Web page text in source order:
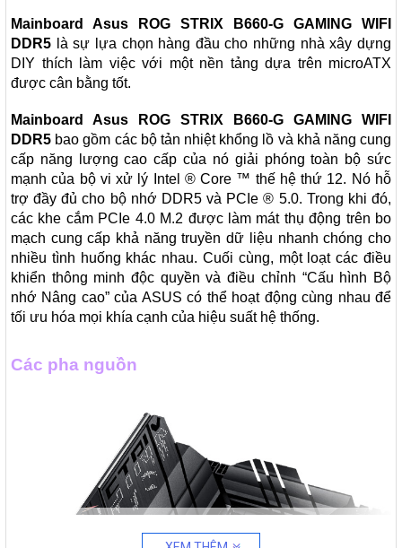
Mainboard Asus ROG STRIX B660-G GAMING WIFI
DDR5 là sự lựa chọn hàng đầu cho những nhà xây dựng
DIY thích làm việc với một nền tảng dựa trên microATX
được cân bằng tốt.
Mainboard Asus ROG STRIX B660-G GAMING WIFI
DDR5 bao gồm các bộ tản nhiệt khổng lồ và khả năng cung
cấp năng lượng cao cấp của nó giải phóng toàn bộ sức
mạnh của bộ vi xử lý Intel ® Core ™ thế hệ thứ 12. Nó hỗ
trợ đầy đủ cho bộ nhớ DDR5 và PCIe ® 5.0. Trong khi đó,
các khe cắm PCIe 4.0 M.2 được làm mát thụ động trên bo
mạch cung cấp khả năng truyền dữ liệu nhanh chóng cho
nhiều tình huống khác nhau. Cuối cùng, một loạt các điều
khiển thông minh độc quyền và điều chỉnh “Cấu hình Bộ
nhớ Nâng cao” của ASUS có thể hoạt động cùng nhau để
tối ưu hóa mọi khía cạnh của hiệu suất hệ thống.
Các pha nguồn